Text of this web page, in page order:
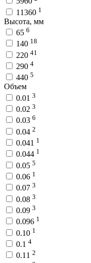
11360 1
Высота, мм
65 6
140 18
220 41
290 4
440 5
Объем
0.01 3
0.02 3
0.03 6
0.04 2
0.041 1
0.044 1
0.05 5
0.06 1
0.07 3
0.08 3
0.09 3
0.096 1
0.10 1
0.1 4
0.11 2